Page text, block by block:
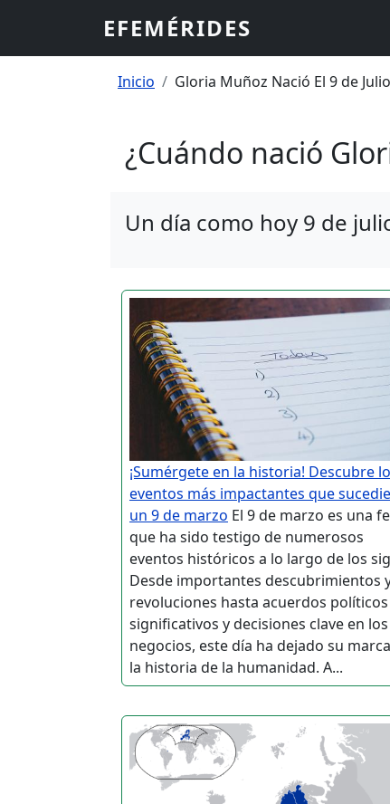
EFEMÉRIDES
Sobrescribir
Inicio Gloria Muñoz Nació El 9 de
¿Cuándo nació
Un día como hoy 9 de
¡Sumérgete en la historia! Descubre
eventos más impactantes que
un 9 de marzo El 9 de marzo es una
que ha sido testigo de numerosos
eventos históricos a lo largo de los
Desde importantes descubrimientos
revoluciones hasta acuerdos políticos
significativos y decisiones clave en los
negocios, este día ha dejado su
la historia de la humanidad. A...